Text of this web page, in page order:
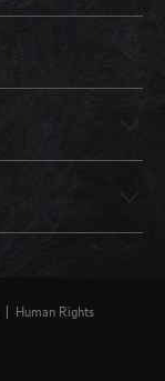
Human Rights